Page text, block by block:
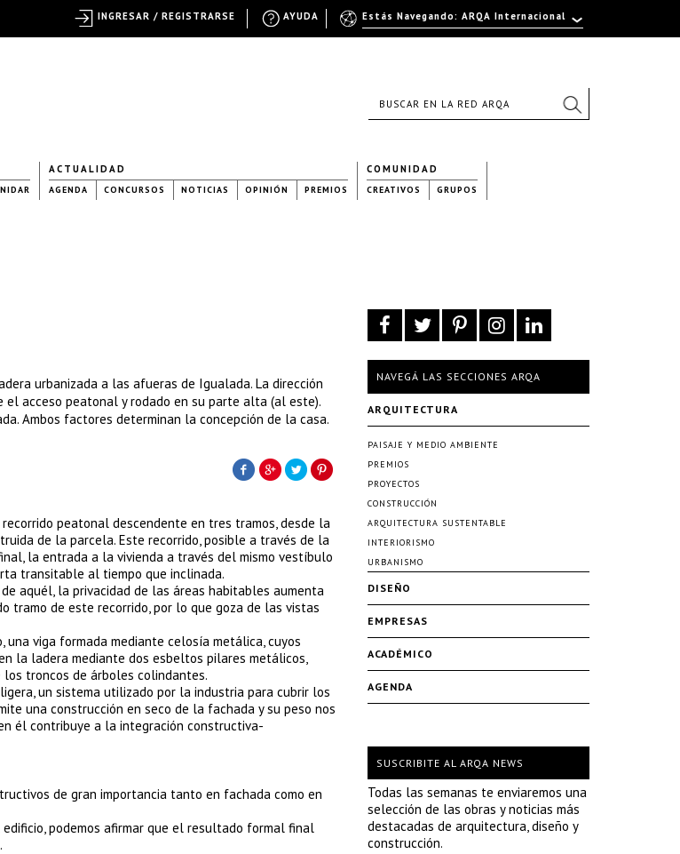
ACTUALIDAD
AGENDA CONCURSOS NOTICIAS OPINIÓN PREMIOS
COMUNIDAD
CREATIVOS GRUPOS
urbanizada a las afueras de Igualada. La dirección
acceso peatonal y rodado en su parte alta (al este).
Ambos factores determinan la concepción de la casa.
peatonal descendente en tres tramos, desde la
de la parcela. Este recorrido, posible a través de la
la entrada a la vivienda a través del mismo vestíbulo
transitable al tiempo que inclinada.
aquél, la privacidad de las áreas habitables aumenta
tramo de este recorrido, por lo que goza de las vistas
viga formada mediante celosía metálica, cuyos
la ladera mediante dos esbeltos pilares metálicos,
troncos de árboles colindantes.
un sistema utilizado por la industria para cubrir los
una construcción en seco de la fachada y su peso nos
él contribuye a la integración constructiva-
de gran importancia tanto en fachada como en
podemos afirmar que el resultado formal final
NAVEGÁ LAS SECCIONES ARQA
ARQUITECTURA
PAISAJE Y MEDIO AMBIENTE
PREMIOS
PROYECTOS
CONSTRUCCIÓN
ARQUITECTURA SUSTENTABLE
INTERIORISMO
URBANISMO
DISEÑO
EMPRESAS
ACADÉMICO
AGENDA
SUSCRIBITE AL ARQA NEWS
Todas las semanas te enviaremos una
selección de las obras y noticias más
destacadas de arquitectura, diseño y
construcción.
Estás Navegando: ARQA Internacional
AYUDA
INGRESAR / REGISTRARSE